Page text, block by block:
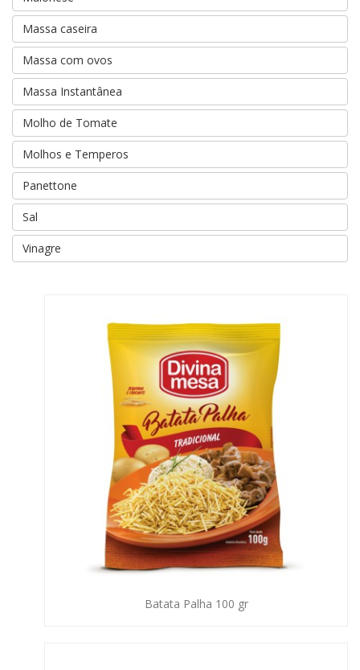
Massa caseira
Massa com ovos
Massa Instantânea
Molho de Tomate
Molhos e Temperos
Panettone
Sal
Vinagre
Batata Palha 100 gr